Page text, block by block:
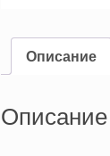
Описание
Описание